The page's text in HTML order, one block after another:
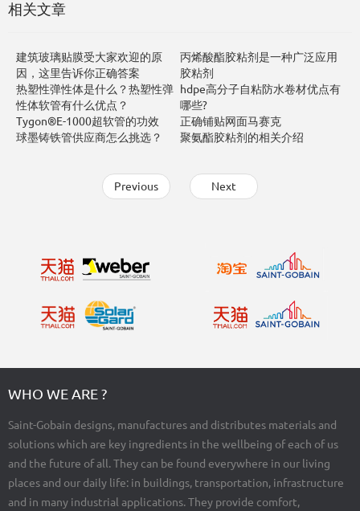
相关文章
建筑玻璃贴膜受大家欢迎的原
因，这里告诉你正确答案
热塑性弹性体是什么？热塑性弹
性体软管有什么优点？
Tygon®E-1000超软管的功效
球墨铸铁管供应商怎么挑选？
丙烯酸酯胶粘剂是一种广泛应用
胶粘剂
hdpe高分子自粘防水卷材优点有
哪些?
正确铺贴网面马赛克
聚氨酯胶粘剂的相关介绍
Previous Next
WHO WE ARE ?
Saint-Gobain designs, manufactures and distributes materials and
solutions which are key ingredients in the wellbeing of each of us
and the future of all. They can be found everywhere in our living
places and our daily life: in buildings, transportation, infrastructure
and in many industrial applications. They provide comfort,